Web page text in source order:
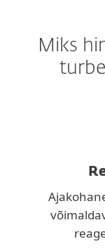
Miks